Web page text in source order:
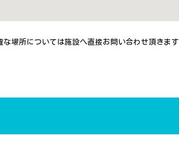
場所については施設へ直接お問い合わせ頂きます